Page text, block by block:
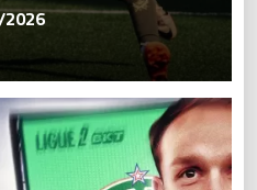
2026